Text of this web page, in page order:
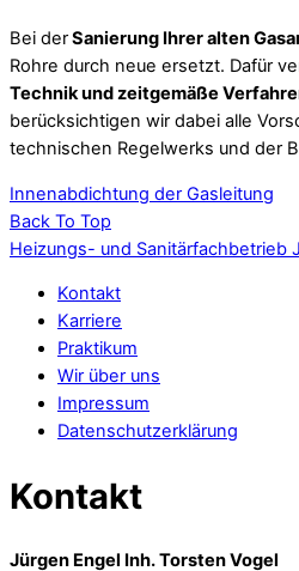
Bei derSanierung Ihrer alten
Rohre durch neue ersetzt. Dafür
Technik und zeitgemäße
berücksichtigen wir dabei alle
technischen Regelwerks und der
Innenabdichtung der Gasleitung
Back To Top
Heizungs- und Sanitärfachbetrieb
Kontakt
Karriere
Praktikum
Wir über uns
Impressum
Datenschutzerklärung
Kontakt
Jürgen Engel Inh. Torsten Vogel